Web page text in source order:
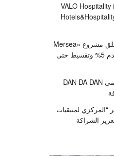
VALO
شركة «أباتشي للتطوير العقاري » تطلق مشروع «Mersea
North Coast» بالساحل الشمالي بمقدم 5% وتقسيط حتى
Honor of Kings تتعاون مع سلسلة أنمي DAN DA DAN
“المركزي لمتبقيات
الشراكة